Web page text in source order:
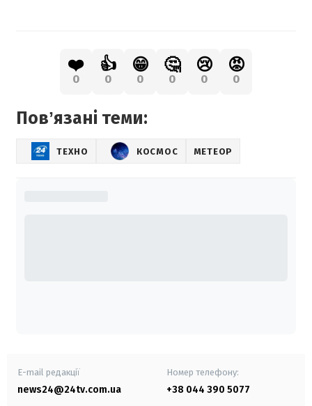
❤️
0
👍
0
😁
0
🤔
0
😢
0
😡
0
Повʼязані теми:
ТЕХНО КОСМОС МЕТЕОР
E-mail редакції
news24@24tv.com.ua
Номер телефону:
+38 044 390 5077